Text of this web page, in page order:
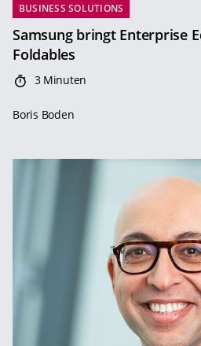
BUSINESS SOLUTIONS
Samsung bringt Enterprise
Foldables
3 Minuten
Boris Boden